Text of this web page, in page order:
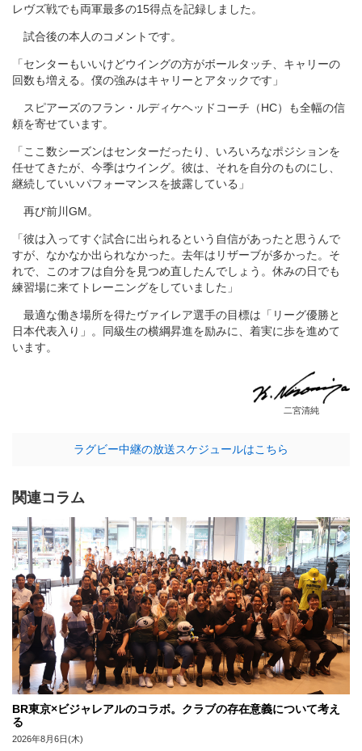
レヴズ戦でも両軍最多の15得点を記録しました。
試合後の本人のコメントです。
「センターもいいけどウイングの方がボールタッチ、キャリーの
回数も増える。僕の強みはキャリーとアタックです」
スピアーズのフラン・ルディケヘッドコーチ（HC）も全幅の信
頼を寄せています。
「ここ数シーズンはセンターだったり、いろいろなポジションを
任せてきたが、今季はウイング。彼は、それを自分のものにし、
継続していいパフォーマンスを披露している」
再び前川GM。
「彼は入ってすぐ試合に出られるという自信があったと思うんで
すが、なかなか出られなかった。去年はリザーブが多かった。そ
れで、このオフは自分を見つめ直したんでしょう。休みの日でも
練習場に来てトレーニングをしていました」
最適な働き場所を得たヴァイレア選手の目標は「リーグ優勝と
日本代表入り」。同級生の横綱昇進を励みに、着実に歩を進めて
います。
二宮清純
ラグビー中継の放送スケジュールはこちら
関連コラム
BR東京×ビジャレアルのコラボ。クラブの存在意義について考え
る
2026年8月6日(木)